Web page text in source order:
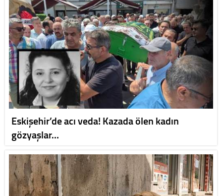
Eskişehir’de acı veda! Kazada ölen kadın
gözyaşlar…